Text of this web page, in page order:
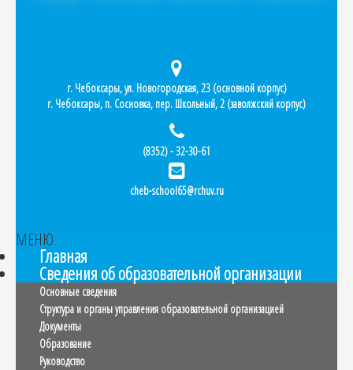
г. Чебоксары, ул. Новогородская, 23 (основной корпус)
г. Чебоксары, п. Сосновка, пер. Школьный, 2 (заволжский корпус)
(8352) - 32-30-61
cheb-school65@rchuv.ru
МЕНЮ
Главная
Сведения об образовательной организации
Основные сведения
Структура и органы управления образовательной организацией
Документы
Образование
Руководство